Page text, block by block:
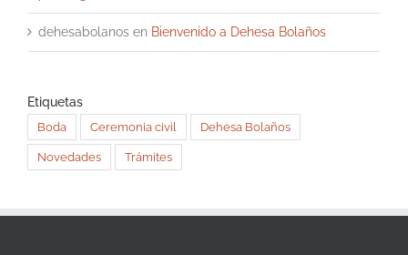
dehesabolanos en Bienvenido a Dehesa Bolaños
Etiquetas
Boda Ceremonia civil Dehesa Bolaños
Novedades Trámites